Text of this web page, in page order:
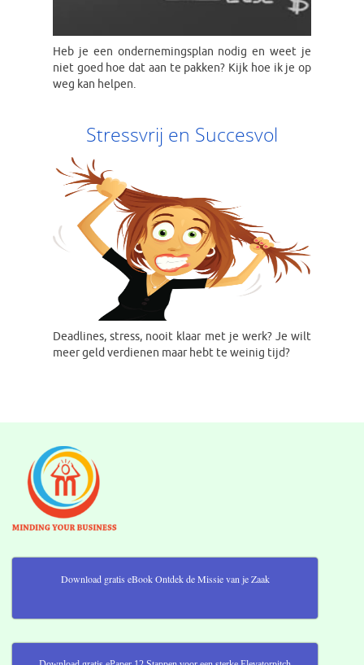
Heb je een ondernemingsplan nodig en weet je
niet goed hoe dat aan te pakken? Kijk hoe ik je op
weg kan helpen.
Stressvrij en Succesvol
Deadlines, stress, nooit klaar met je werk? Je wilt
meer geld verdienen maar hebt te weinig tijd?
Download gratis eBook Ontdek de Missie van je Zaak